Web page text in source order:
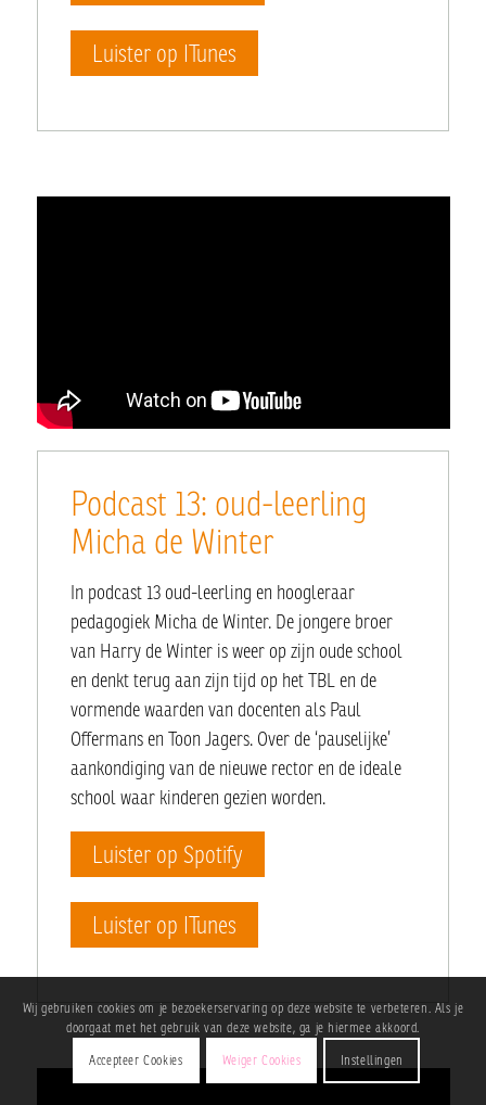
Luister op ITunes
Podcast 13: oud-leerling
Micha de Winter
In podcast 13 oud-leerling en hoogleraar
pedagogiek Micha de Winter. De jongere broer
van Harry de Winter is weer op zijn oude school
en denkt terug aan zijn tijd op het TBL en de
vormende waarden van docenten als Paul
Offermans en Toon Jagers. Over de ‘pauselijke’
aankondiging van de nieuwe rector en de ideale
school waar kinderen gezien worden.
Luister op Spotify
Luister op ITunes
Wij gebruiken cookies om je bezoekerservaring op deze website te verbeteren. Als je
doorgaat met het gebruik van deze website, ga je hiermee akkoord.
Accepteer Cookies Weiger Cookies Instellingen